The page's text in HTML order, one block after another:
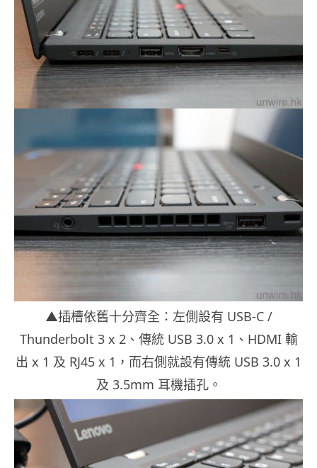
▲插槽依舊十分齊全：左側設有 USB-C /
Thunderbolt 3 x 2、傳統 USB 3.0 x 1、HDMI 輸
出 x 1 及 RJ45 x 1，而右側就設有傳統 USB 3.0 x 1
及 3.5mm 耳機插孔。